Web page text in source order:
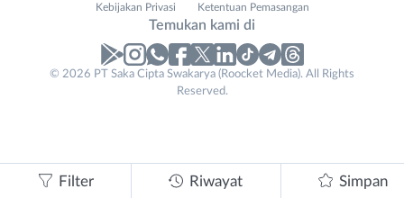
Jakarta
Filter Riwayat Simpan
Kebijakan Privasi Ketentuan Pemasangan
Temukan kami di
© 2026 PT Saka Cipta Swakarya (Roocket Media). All Rights
Reserved.